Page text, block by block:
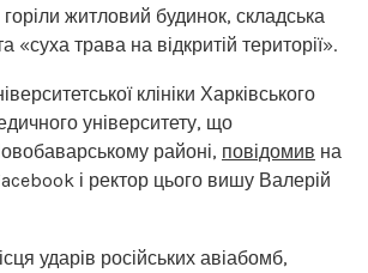
житловий будинок, складська
«суха трава на відкритій території».
клініки Харківського
університету, що
районі, повідомив на
і ректор цього вишу Валерій
ударів російських авіабомб,